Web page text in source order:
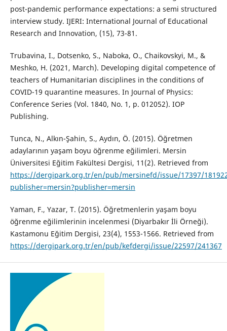
post-pandemic performance expectations: a semi structured
interview study. IJERI: International Journal of Educational
Research and Innovation, (15), 73-81.
Trubavina, I., Dotsenko, S., Naboka, O., Chaikovskyi, M., &
Meshko, H. (2021, March). Developing digital competence of
teachers of Humanitarian disciplines in the conditions of
COVID-19 quarantine measures. In Journal of Physics:
Conference Series (Vol. 1840, No. 1, p. 012052). IOP
Publishing.
Tunca, N., Alkın-Şahin, S., Aydın, Ö. (2015). Öğretmen
adaylarının yaşam boyu öğrenme eğilimleri. Mersin
Üniversitesi Eğitim Fakültesi Dergisi, 11(2). Retrieved from
https://dergipark.org.tr/en/pub/mersinefd/issue/17397/
publisher=mersin?publisher=mersin
Yaman, F., Yazar, T. (2015). Öğretmenlerin yaşam boyu
öğrenme eğilimlerinin incelenmesi (Diyarbakır İli Örneği).
Kastamonu Eğitim Dergisi, 23(4), 1553-1566. Retrieved from
https://dergipark.org.tr/en/pub/kefdergi/issue/22597/241367